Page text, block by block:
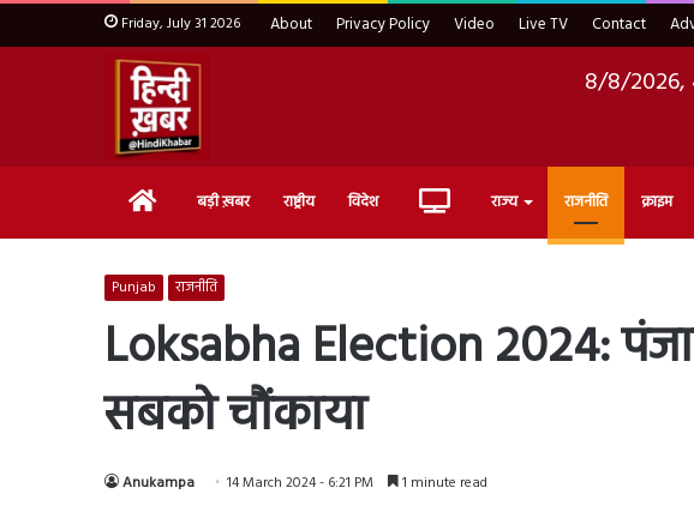
Friday, July 31 2026 About Privacy Policy Video Live TV Contact
8/8/2026,
Home बड़ी ख़बर राष्ट्रीय विदेश Live राज्य राजनीति क्राइम
Punjab राजनीति
Loksabha Election 2024:
सबको चौंकाया
Anukampa 14 March 2024 - 6:21 PM 1 minute read